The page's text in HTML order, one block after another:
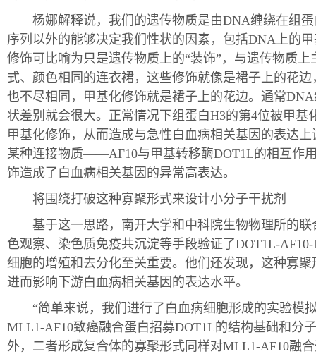
杨娜解释说，我们的遗传物质是由DNA缠绕在组蛋
序列以外的能够决定我们性状的因素，包括DNA上的
修饰可比喻为只是遗传物质上的“装饰”，与遗传物质
式、颜色相同的连衣裙，这些修饰就像是裙子上的花
也不尽相同，甲基化修饰就是裙子上的花边。通常
状差别就会很大。正常情况下组蛋白H3的第4位被甲
甲基化修饰，从而造成与急性白血病相关基因的表达
某种连接物质——AF10与甲基转移酶DOT1L的相互作
饰造成了白血病相关基因的异常高表达。
将围绕打破这种寡聚形式来设计小分子干扰剂
基于这一思路，南开大学和中科院生物物理所的联
色观察、染色质免疫共沉淀等手段验证了DOT1L-
细胞的增殖和去分化至关重要。他们还发现，这种寡
进而影响下游白血病相关基因的表达水平。
“简单来说，我们进行了白血病细胞形成的实验模
MLL1-AF10致癌融合蛋白招募DOT1L的结构基础和分
外，二者形成复合体的寡聚形式同样对MLL1-AF10融